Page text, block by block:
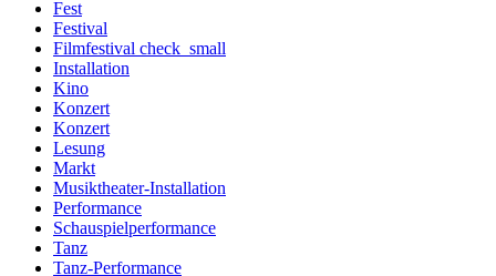
Fest
Festival
Filmfestival check_small
Installation
Kino
Konzert
Konzert
Lesung
Markt
Musiktheater-Installation
Performance
Schauspielperformance
Tanz
Tanz-Performance